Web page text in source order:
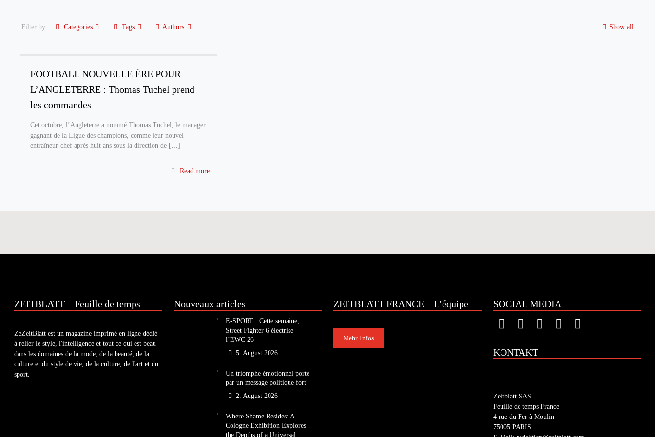
Filter by Categories Tags Authors Show all
FOOTBALL NOUVELLE ÈRE POUR
L’ANGLETERRE : Thomas Tuchel prend
les commandes
Cet octobre, l’Angleterre a nommé Thomas Tuchel, le manager
gagnant de la Ligue des champions, comme leur nouvel
entraîneur-chef après huit ans sous la direction de[…]
Read more
ZEITBLATT – Feuille de temps
ZeZeitBlatt est un magazine imprimé en ligne dédié
à relier le style, l'intelligence et tout ce qui est beau
dans les domaines de la mode, de la beauté, de la
culture et du style de vie, de la culture, de l'art et du
sport.
Nouveaux articles
E-SPORT : Cette semaine,
Street Fighter 6 électrise
l’EWC 26
5. August 2026
Un triomphe émotionnel porté
par un message politique fort
2. August 2026
Where Shame Resides: A
Cologne Exhibition Explores
the Depths of a Universal
ZEITBLATT FRANCE – L’équipe
Mehr Infos
SOCIAL MEDIA
KONTAKT
Zeitblatt SAS
Feuille de temps France
4 rue du Fer à Moulin
75005 PARIS